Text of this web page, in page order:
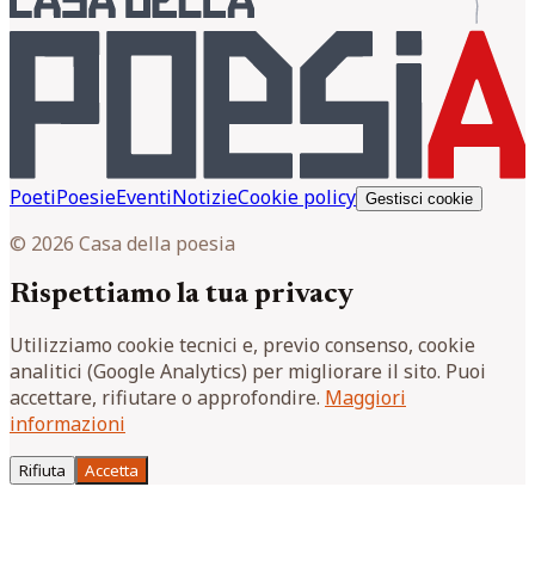
PoetiPoesieEventiNotizieCookie policy Gestisci cookie
© 2026 Casa della poesia
Rispettiamo la tua privacy
Utilizziamo cookie tecnici e, previo consenso, cookie
analitici (Google Analytics) per migliorare il sito. Puoi
accettare, rifiutare o approfondire. Maggiori
informazioni
Rifiuta Accetta